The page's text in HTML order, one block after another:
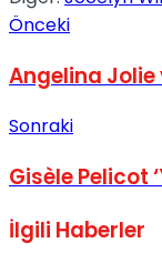
Önceki
Angelina
Sonraki
Gisèle Pelicot
İlgili Haberler